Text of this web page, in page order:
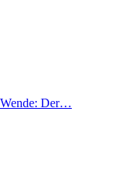
Wende: Der…